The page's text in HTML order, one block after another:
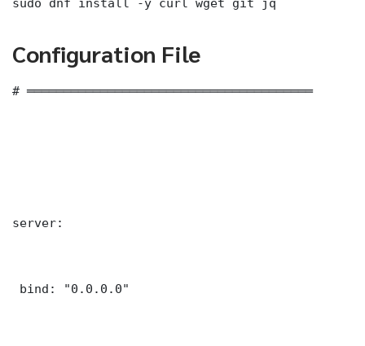
Configuration File
# ═══════════════════════════════════════
server:
bind: "0.0.0.0"